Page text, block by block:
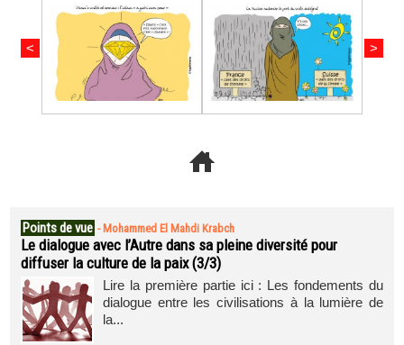
< >
Points de vue - Mohammed El Mahdi Krabch
Le dialogue avec l’Autre dans sa pleine diversité pour
diffuser la culture de la paix (3/3)
Lire la première partie ici : Les fondements du
dialogue entre les civilisations à la lumière de
la...